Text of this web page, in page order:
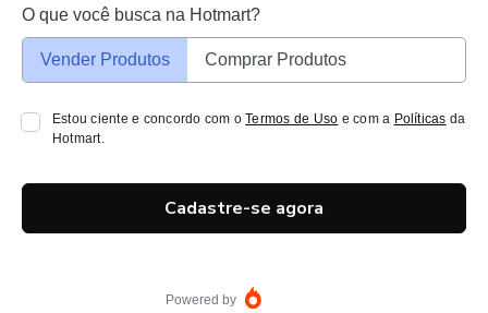
O que você busca na Hotmart?
Vender Produtos Comprar Produtos
Estou ciente e concordo com oTermos de Uso e com a Políticas da
Hotmart.
Cadastre-se agora
Powered by